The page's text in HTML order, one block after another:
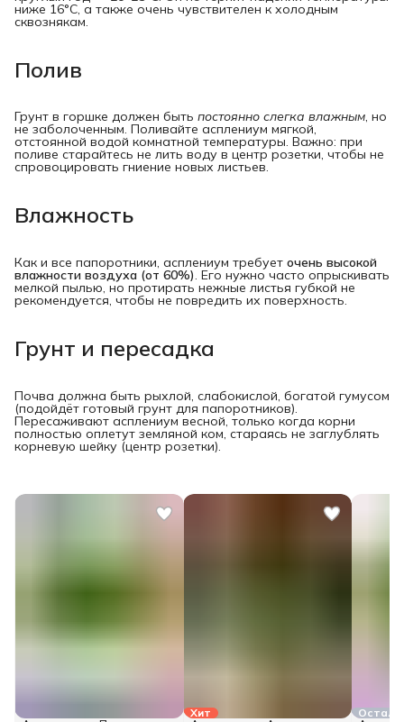
ниже 16°C, а также очень чувствителен к холодным
сквознякам.
Полив
Грунт в горшке должен быть постоянно слегка влажным, но
не заболоченным. Поливайте асплениум мягкой,
отстоянной водой комнатной температуры. Важно: при
поливе старайтесь не лить воду в центр розетки, чтобы не
спровоцировать гниение новых листьев.
Влажность
Как и все папоротники, асплениум требует очень высокой
влажности воздуха (от 60%). Его нужно часто опрыскивать
мелкой пылью, но протирать нежные листья губкой не
рекомендуется, чтобы не повредить их поверхность.
Грунт и пересадка
Почва должна быть рыхлой, слабокислой, богатой гумусом
(подойдёт готовый грунт для папоротников).
Пересаживают асплениум весной, только когда корни
полностью оплетут земляной ком, стараясь не заглублять
корневую шейку (центр розетки).
Хит